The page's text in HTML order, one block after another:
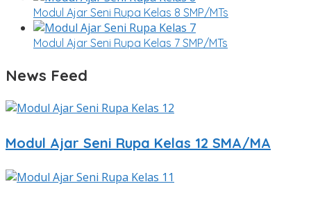
Modul Ajar Seni Rupa Kelas 8 SMP/MTs
Modul Ajar Seni Rupa Kelas 7 SMP/MTs
News Feed
Modul Ajar Seni Rupa Kelas 12 SMA/MA